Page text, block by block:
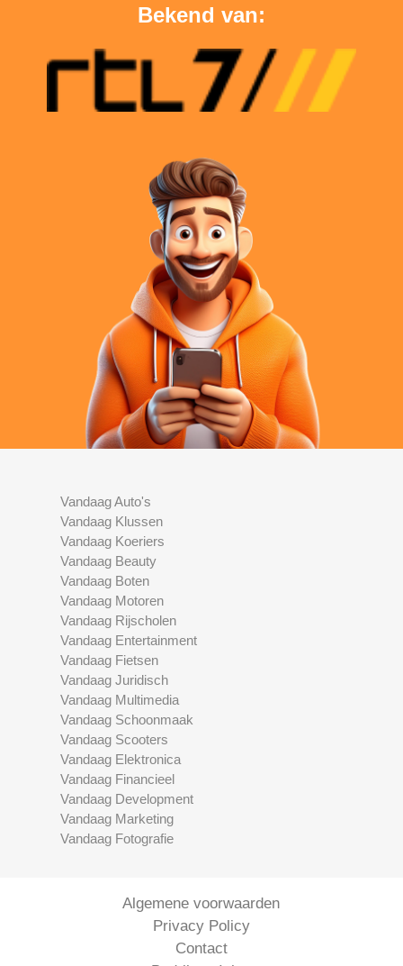
Bekend van:
Vandaag Auto's
Vandaag Klussen
Vandaag Koeriers
Vandaag Beauty
Vandaag Boten
Vandaag Motoren
Vandaag Rijscholen
Vandaag Entertainment
Vandaag Fietsen
Vandaag Juridisch
Vandaag Multimedia
Vandaag Schoonmaak
Vandaag Scooters
Vandaag Elektronica
Vandaag Financieel
Vandaag Development
Vandaag Marketing
Vandaag Fotografie
Algemene voorwaarden
Privacy Policy
Contact